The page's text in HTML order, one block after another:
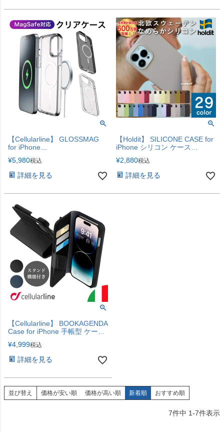
【Cellularline】 GLOSSMAG
for iPhone
ズ対応】
¥5,980税込
詳細を見る
【Holdit】 SILICONE CASE for
iPhone シリコン ケース
iPhone17Pro iPhoneAir
iPhone17ProMax
【iPhone17e・17シリーズ追
¥2,880税込
詳細を見る
【Cellularline】 BOOKAGENDA
Case for iPhone 手帳型 ケース
iPhone17Pro iPhoneAir
iPhone17ProMax
【iPhone17e・17シリーズ追
¥4,999税込
詳細を見る
並び替え 価格が安い順 価格が高い順 新着順 おすすめ順
7件中 1-7件表示